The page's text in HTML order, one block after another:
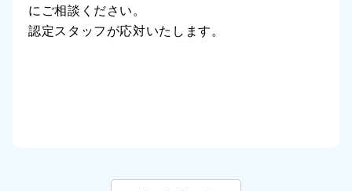
にご相談ください。
認定スタッフが応対いたします。